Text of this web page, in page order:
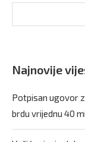
Najnovije
Potpisan ugovor
brdu vrijednu 40